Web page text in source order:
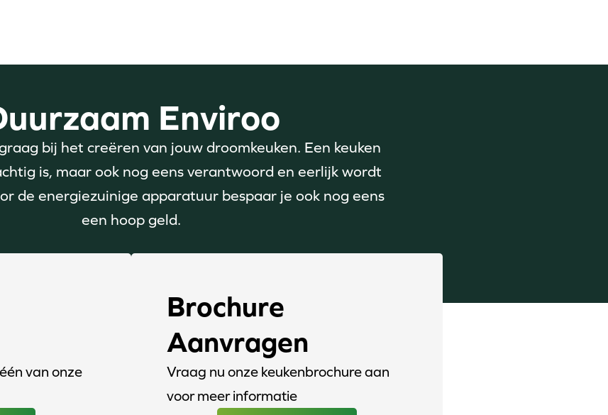
Enviroo
bij het creëren van jouw droomkeuken. Een keuken
is, maar ook nog eens verantwoord en eerlijk wordt
de energiezuinige apparatuur bespaar je ook nog eens
een hoop geld.
van onze
Brochure
Aanvragen
Vraag nu onze keukenbrochure aan
voor meer informatie